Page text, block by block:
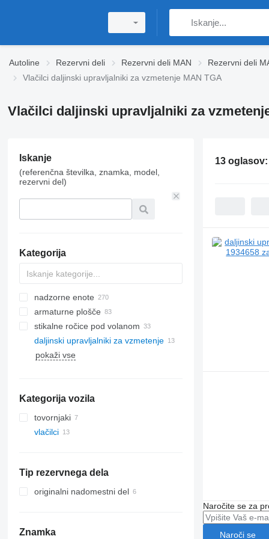
Autoline Rezervni deli Rezervni deli MAN Rezervni deli
Vlačilci daljinski upravljalniki za vzmetenje MAN TGA
Vlačilci daljinski upravljalniki za
Iskanje
(referenčna številka, znamka, model,
rezervni del)
Kategorija
nadzorne enote
armaturne plošče
stikalne ročice pod volanom
daljinski upravljalniki za vzmetenje
pokaži vse
Kategorija vozila
tovornjaki
vlačilci
Tip rezervnega dela
originalni nadomestni del
Znamka
13 oglasov:
Naročite se za
Naroči se